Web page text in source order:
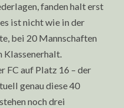
fanden halt erst
ist nicht wie in der
bei 20 Mannschaften
Klassenerhalt.
FC auf Platz 16 – der
genau diese 40
noch drei